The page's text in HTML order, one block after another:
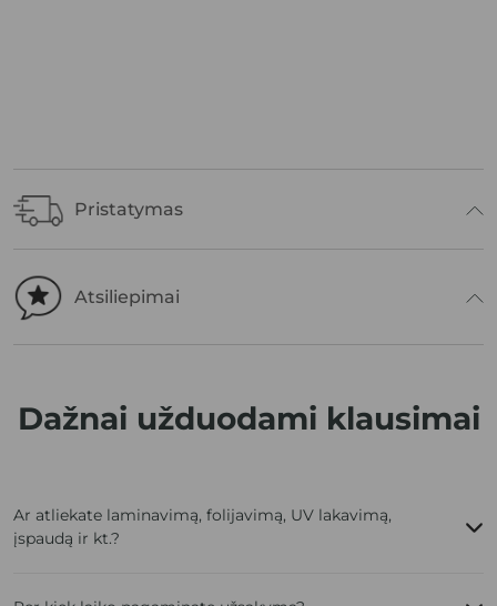
Pristatymas
Atsiliepimai
Dažnai užduodami klausimai
Ar atliekate laminavimą, folijavimą, UV lakavimą,
įspaudą ir kt.?